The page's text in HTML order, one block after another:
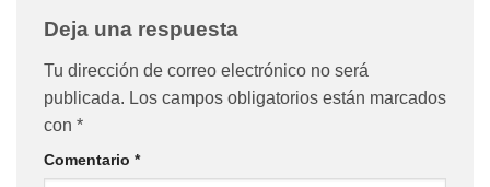
Deja una respuesta
Tu dirección de correo electrónico no será
publicada. Los campos obligatorios están marcados
con *
Comentario *